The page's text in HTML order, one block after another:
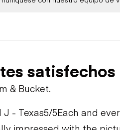
satisfechos
& Bucket.
J - Texas5/5Each and